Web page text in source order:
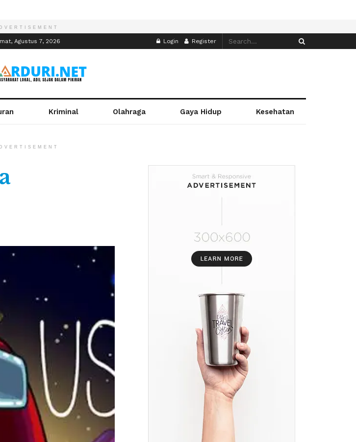
Agustus 7, 2026 Login Register
Kriminal Olahraga Gaya Hidup Kesehatan